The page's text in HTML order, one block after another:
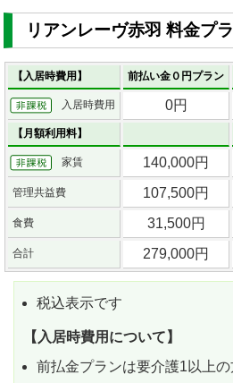
リアンレーヴ赤羽 料金プ
【入居時費用】 前払い金０円プラン
入居時費用 0円
【月額利用料】
家賃 140,000円
管理共益費 107,500円
食費 31,500円
合計 279,000円
税込表示です
【入居時費用について】
前払金プランは要介護1以上の